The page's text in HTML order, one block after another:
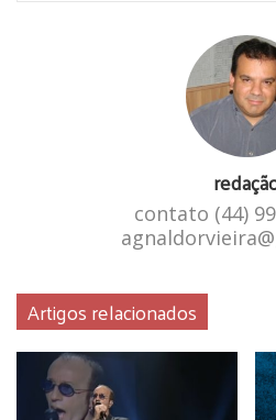
contato (44)
Artigos relacionados